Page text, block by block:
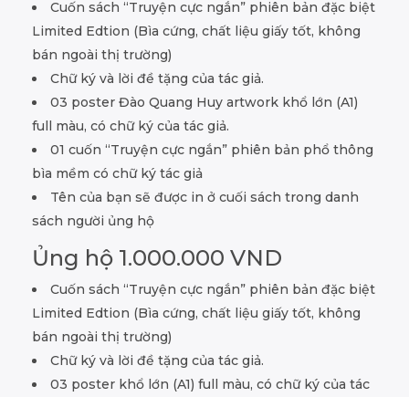
Cuốn sách “Truyện cực ngắn” phiên bản đặc biệt
Limited Edtion (Bìa cứng, chất liệu giấy tốt, không
bán ngoài thị trường)
Chữ ký và lời đề tặng của tác giả.
03 poster Đào Quang Huy artwork khổ lớn (A1)
full màu, có chữ ký của tác giả.
01 cuốn “Truyện cực ngắn” phiên bản phổ thông
bìa mềm có chữ ký tác giả
Tên của bạn sẽ được in ở cuối sách trong danh
sách người ủng hộ
Ủng hộ 1.000.000 VND
Cuốn sách “Truyện cực ngắn” phiên bản đặc biệt
Limited Edtion (Bìa cứng, chất liệu giấy tốt, không
bán ngoài thị trường)
Chữ ký và lời đề tặng của tác giả.
03 poster khổ lớn (A1) full màu, có chữ ký của tác